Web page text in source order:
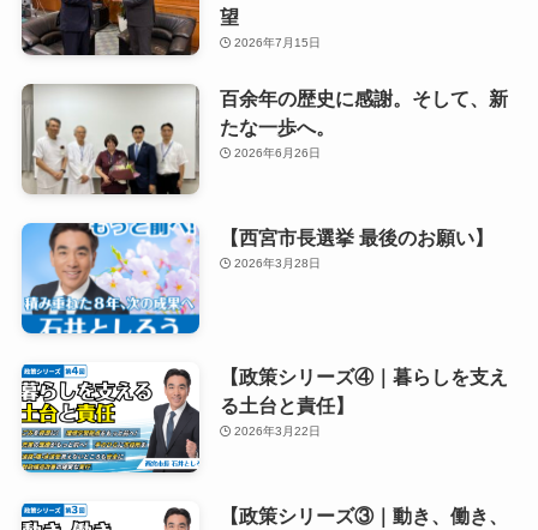
望
2026年7月15日
百余年の歴史に感謝。そして、新
たな一歩へ。
2026年6月26日
【西宮市長選挙 最後のお願い】
2026年3月28日
【政策シリーズ④｜暮らしを支え
る土台と責任】
2026年3月22日
【政策シリーズ③｜動き、働き、